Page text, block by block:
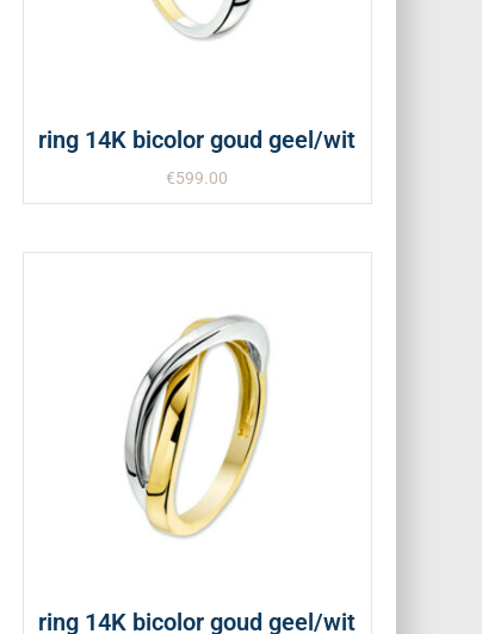
ring 14K bicolor goud geel/wit
€599.00
ring 14K bicolor goud geel/wit